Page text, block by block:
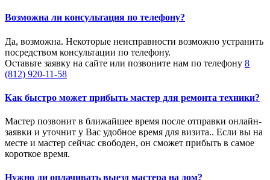
Возможна ли консультация по телефону?
Да, возможна. Некоторые неисправности возможно устранить
посредством консультации по телефону.
Оставьте заявку на сайте или позвоните нам по телефону 8
(812) 920-11-58
Как быстро может прибыть мастер для ремонта техники?
Мастер позвонит в ближайшее время после отправки онлайн-
заявки и уточнит у Вас удобное время для визита.. Если вы на
месте и мастер сейчас свободен, он сможет прибыть в самое
короткое время.
Нужно ли оплачивать выезд мастера на дом?